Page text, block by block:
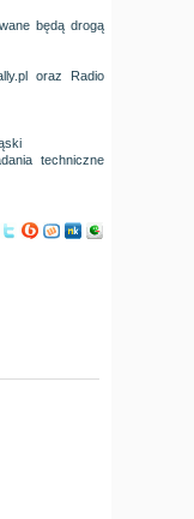
będą drogą
oraz Radio
techniczne